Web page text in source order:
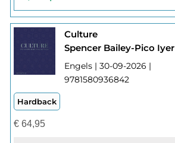
Culture
Spencer Bailey-Pico Iyer
Engels | 30-09-2026 |
9781580936842
Hardback
€64,95